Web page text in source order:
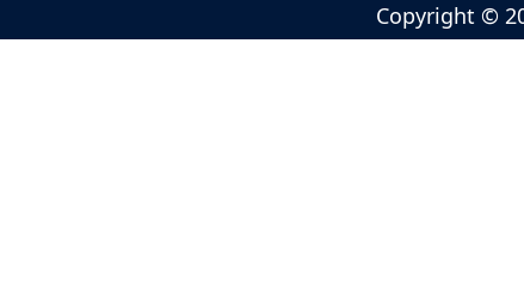
Copyright ©